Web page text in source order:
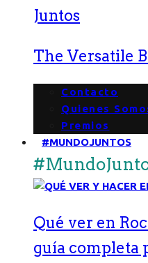
Juntos
The Versatile
Contacto
Quienes
Premios
#MUNDOJUNTOS
Qué ver en
guía completa